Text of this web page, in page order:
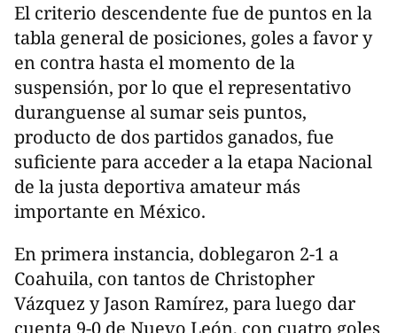
El criterio descendente fue de puntos en la
tabla general de posiciones, goles a favor y
en contra hasta el momento de la
suspensión, por lo que el representativo
duranguense al sumar seis puntos,
producto de dos partidos ganados, fue
suficiente para acceder a la etapa Nacional
de la justa deportiva amateur más
importante en México.
En primera instancia, doblegaron 2-1 a
Coahuila, con tantos de Christopher
Vázquez y Jason Ramírez, para luego dar
cuenta 9-0 de Nuevo León, con cuatro goles